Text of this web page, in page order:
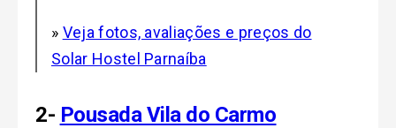
» Veja fotos, avaliações e preços do
Solar Hostel Parnaíba
2- Pousada Vila do Carmo